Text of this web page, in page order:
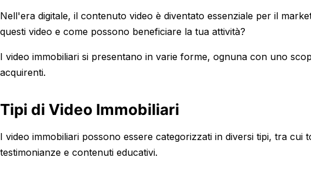
Nell'era digitale, il contenuto video è diventato essenziale per il
questi video e come possono beneficiare la tua attività?
I video immobiliari si presentano in varie forme, ognuna con uno
acquirenti.
Tipi di Video Immobiliari
I video immobiliari possono essere categorizzati in diversi tipi, tra
testimonianze e contenuti educativi.